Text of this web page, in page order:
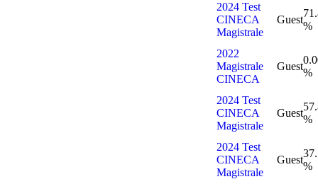
2024 Test
CINECA
Magistrale
Guest
%
2022
Magistrale
CINECA
Guest
%
2024 Test
CINECA
Magistrale
Guest
%
2024 Test
CINECA
Magistrale
Guest
%